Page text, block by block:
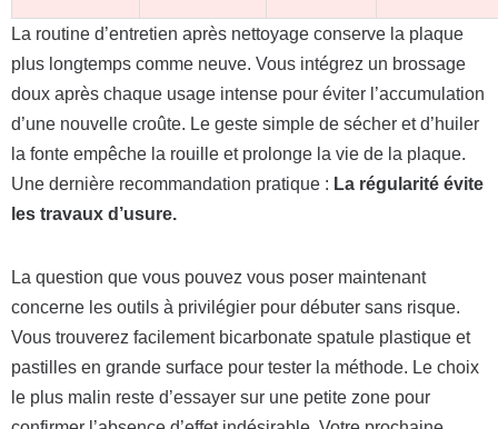
La routine d’entretien après nettoyage conserve la plaque
plus longtemps comme neuve. Vous intégrez un brossage
doux après chaque usage intense pour éviter l’accumulation
d’une nouvelle croûte. Le geste simple de sécher et d’huiler
la fonte empêche la rouille et prolonge la vie de la plaque.
Une dernière recommandation pratique : La régularité évite
les travaux d’usure.
La question que vous pouvez vous poser maintenant
concerne les outils à privilégier pour débuter sans risque.
Vous trouverez facilement bicarbonate spatule plastique et
pastilles en grande surface pour tester la méthode. Le choix
le plus malin reste d’essayer sur une petite zone pour